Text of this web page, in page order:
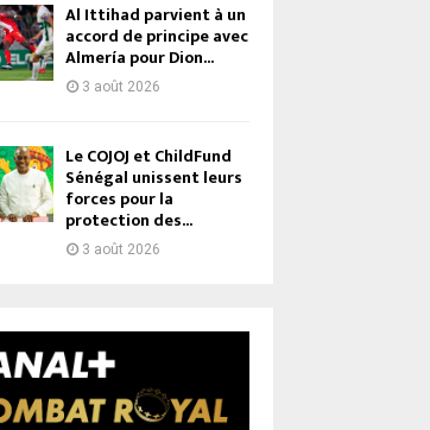
Al Ittihad parvient à un
accord de principe avec
Almería pour Dion...
3 août 2026
Le COJOJ et ChildFund
Sénégal unissent leurs
forces pour la
protection des...
3 août 2026